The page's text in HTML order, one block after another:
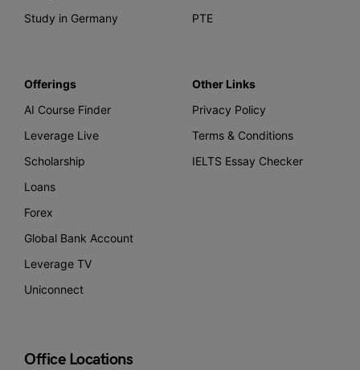
Study in Germany
PTE
Offerings
AI Course Finder
Leverage Live
Scholarship
Loans
Forex
Global Bank Account
Leverage TV
Uniconnect
Other Links
Privacy Policy
Terms & Conditions
IELTS Essay Checker
Office Locations